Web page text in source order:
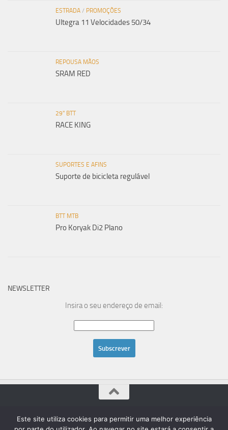
ESTRADA / PROMOÇÕES
Ultegra 11 Velocidades 50/34
REPOUSA MÃOS
SRAM RED
29" BTT
RACE KING
SUPORTES E AFINS
Suporte de bicicleta regulável
BTT MTB
Pro Koryak Di2 Plano
NEWSLETTER
Insira o seu endereço de email:
Powered by - Designed with theHueman theme
Este site utiliza cookies para permitir uma melhor experiência